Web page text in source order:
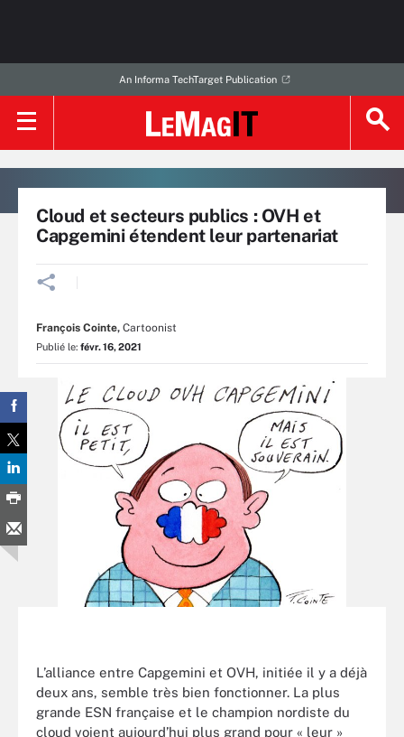
An Informa TechTarget Publication
Cloud et secteurs publics : OVH et
Capgemini étendent leur partenariat
François Cointe, Cartoonist
Publié le: févr. 16, 2021
L’alliance entre Capgemini et OVH, initiée il y a déjà
deux ans, semble très bien fonctionner. La plus
grande ESN française et le champion nordiste du
cloud voient aujourd’hui plus grand pour « leur »